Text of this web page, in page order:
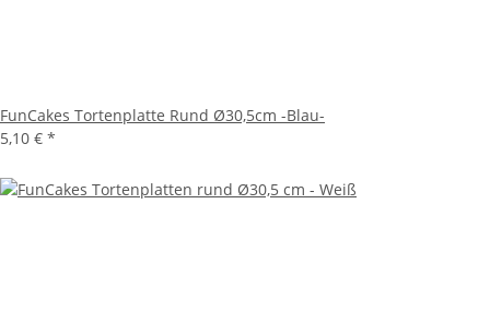
FunCakes Tortenplatte Rund Ø30,5cm -Blau-
5,10 € *